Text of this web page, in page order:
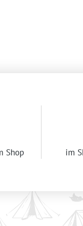
Shop im